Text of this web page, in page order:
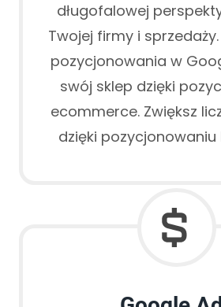
długofalowej
Twojej firmy i
pozycjonowania w
swój sklep dzięki
ecommerce. Zwiększ
dzięki pozycjonowaniu